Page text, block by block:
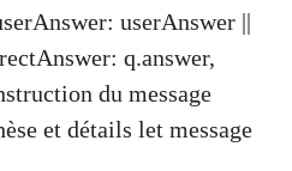
userAnswer ||
q.answer,
du message
et détails let message